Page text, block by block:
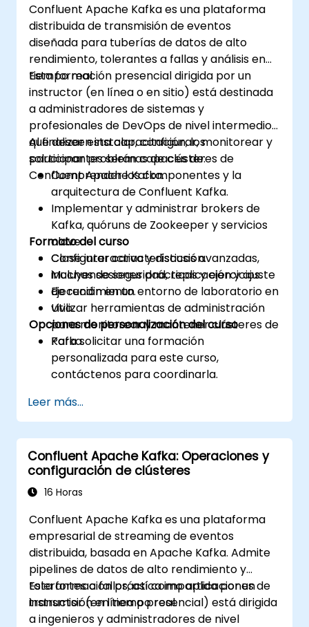
Confluent Apache Kafka es una plataforma
distribuida de transmisión de eventos
diseñada para tuberías de datos de alto
rendimiento, tolerantes a fallas y análisis en
tiempo real.
Esta formación presencial dirigida por un
instructor (en línea o en sitio) está destinada
a administradores de sistemas y
profesionales de DevOps de nivel intermedio
que deseen instalar, configurar, monitorear y
solucionar problemas de clústeres de
Confluent Apache Kafka.
Al finalizar esta capacitación, los
participantes serán capaces de:
Comprender los componentes y la
arquitectura de Confluent Kafka.
Implementar y administrar brokers de
Kafka, quóruns de Zookeeper y servicios
clave.
Configurar características avanzadas,
incluyendo seguridad, replicación y ajuste
de rendimiento.
Utilizar herramientas de administración
para monitorear y mantener clústeres de
Kafka.
Formato del curso
Clase interactiva y discusión.
Muchas sesiones prácticas y ejercicios.
Ejecución en un entorno de laboratorio en
vivo.
Opciones de personalización del curso
Para solicitar una formación
personalizada para este curso,
contáctenos para coordinarla.
Leer más...
Confluent Apache Kafka: Operaciones y
configuración de clústeres
16 Horas
Confluent Apache Kafka es una plataforma
empresarial de streaming de eventos
distribuida, basada en Apache Kafka. Admite
pipelines de datos de alto rendimiento y
tolerantes a fallos, así como aplicaciones de
transmisión en tiempo real.
Esta formación práctica impartida por un
instructor (en línea o presencial) está dirigida
a ingenieros y administradores de nivel